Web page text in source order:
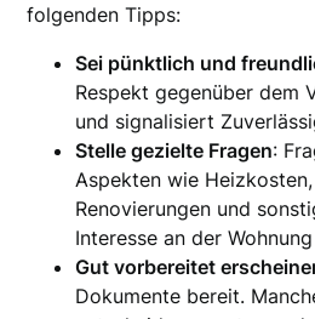
folgenden Tipps:
Sei pünktlich und
Respekt gegenüber dem
und signalisiert
Stelle gezielte Fragen:
Aspekten wie
Renovierungen und
Interesse an der
Gut vorbereitet
Dokumente bereit.